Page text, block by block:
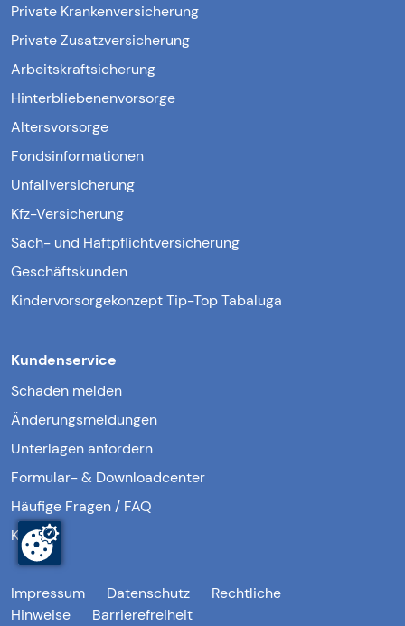
Private Krankenversicherung
Private Zusatzversicherung
Arbeitskraftsicherung
Hinterbliebenenvorsorge
Altersvorsorge
Fondsinformationen
Unfallversicherung
Kfz-Versicherung
Sach- und Haftpflichtversicherung
Geschäftskunden
Kindervorsorgekonzept Tip-Top Tabaluga
Kundenservice
Schaden melden
Änderungsmeldungen
Unterlagen anfordern
Formular- & Downloadcenter
Häufige Fragen / FAQ
Kontakt
Impressum Datenschutz
Rechtliche
Hinweise
Barrierefreiheit